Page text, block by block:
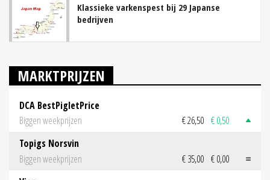
Klassieke varkenspest bij 29 Japanse
bedrijven
MARKTPRIJZEN
DCA BestPigletPrice
Biggen weekprijzen
€ 26,50 € 0,50
Topigs Norsvin
Biggen weekprijzen
€ 35,00 € 0,00